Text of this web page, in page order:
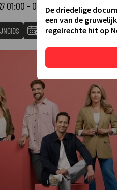
01:00 - 01:00
TOEVOEGEN AAN AGENDA
De driedelige
een van de
regelrechte hit op